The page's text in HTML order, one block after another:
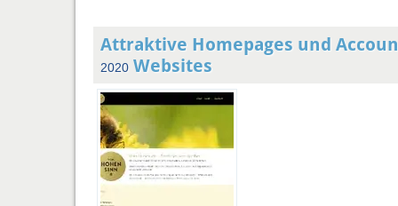
Attraktive Homepages und
2020 Websites